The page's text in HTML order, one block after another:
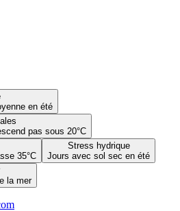
en été
pas sous 20°C
35°C
Stress hydrique
Jours avec sol sec en été
la mer